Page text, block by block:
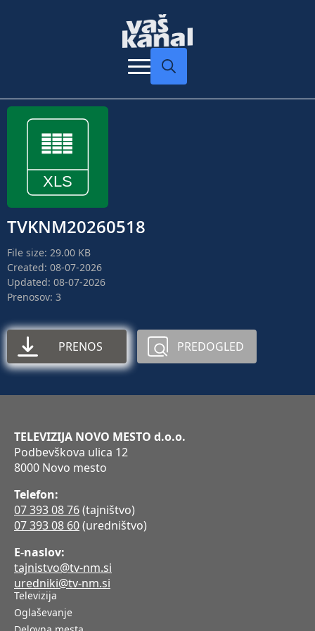
TVKNM20260518
File size: 29.00 KB
Created: 08-07-2026
Updated: 08-07-2026
Prenosov: 3
PRENOS PREDOGLED
TELEVIZIJA NOVO MESTO d.o.o.
Podbevškova ulica 12
8000 Novo mesto
Telefon:
07 393 08 76(tajništvo)
07 393 08 60(uredništvo)
E-naslov:
tajnistvo@tv-nm.si
uredniki@tv-nm.si
Televizija
Oglaševanje